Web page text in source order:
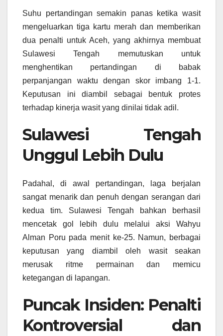
Suhu pertandingan semakin panas ketika wasit
mengeluarkan tiga kartu merah dan memberikan
dua penalti untuk Aceh, yang akhirnya membuat
Sulawesi Tengah memutuskan untuk
menghentikan pertandingan di babak
perpanjangan waktu dengan skor imbang 1-1.
Keputusan ini diambil sebagai bentuk protes
terhadap kinerja wasit yang dinilai tidak adil.
Sulawesi Tengah
Unggul Lebih Dulu
Padahal, di awal pertandingan, laga berjalan
sangat menarik dan penuh dengan serangan dari
kedua tim. Sulawesi Tengah bahkan berhasil
mencetak gol lebih dulu melalui aksi Wahyu
Alman Poru pada menit ke-25. Namun, berbagai
keputusan yang diambil oleh wasit seakan
merusak ritme permainan dan memicu
ketegangan di lapangan.
Puncak Insiden: Penalti
Kontroversial dan